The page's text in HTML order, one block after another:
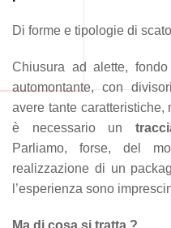
Di forme e tipologie di
Chiusura ad alette,
automontante, con
avere tante caratteristiche,
è necessario un
Parliamo, forse, del
realizzazione di un
l’esperienza sono
Ma di cosa si tratta ?